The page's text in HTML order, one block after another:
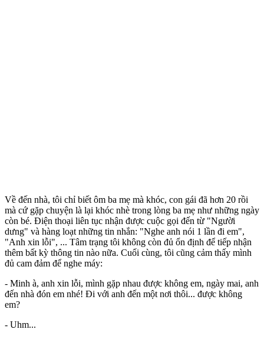
Về đến nhà, tôi chỉ biết ôm ba mẹ mà khóc, con gái đã hơn 20 rồi
mà cứ gặp chuyện là lại khóc nhè trong lòng ba mẹ như những ngày
còn bé. Điện thoại liên tục nhận được cuộc gọi đến từ "Người
dưng" và hàng loạt những tin nhắn: "Nghe anh nói 1 lần đi em",
"Anh xin lỗi", ... Tâm trạng tôi không còn đủ ổn định để tiếp nhận
thêm bất kỳ thông tin nào nữa. Cuối cùng, tôi cũng cảm thấy mình
đủ cam đảm để nghe máy:
- Minh à, anh xin lỗi, mình gặp nhau được không em, ngày mai, anh
đến nhà đón em nhé! Đi với anh đến một nơi thôi... được không
em?
- Uhm...